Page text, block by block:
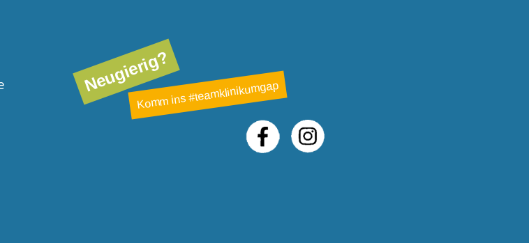
Neugierig?Komm ins #teamklinikumgap